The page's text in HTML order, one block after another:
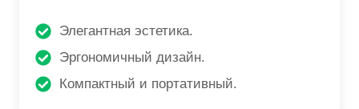
Элегантная эстетика.
Эргономичный дизайн.
Компактный и портативный.